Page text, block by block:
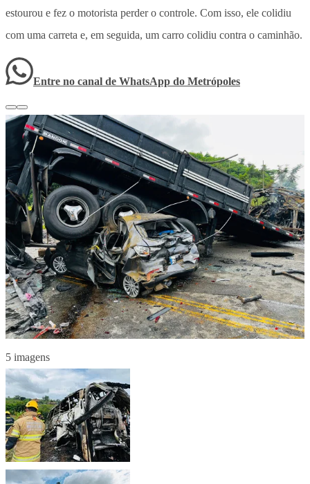
estourou e fez o motorista perder o controle. Com isso, ele colidiu
com uma carreta e, em seguida, um carro colidiu contra o caminhão.
Entre no canal de WhatsApp do Metrópoles
5 imagens